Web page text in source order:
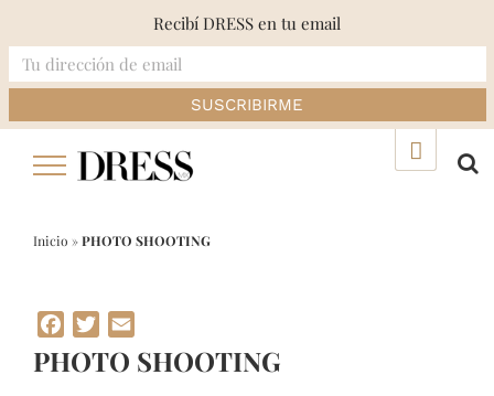
Inicio »PHOTO SHOOTING
Facebook
Twitter
PHOTO SHOOTING
Recibí DRESS en tu email